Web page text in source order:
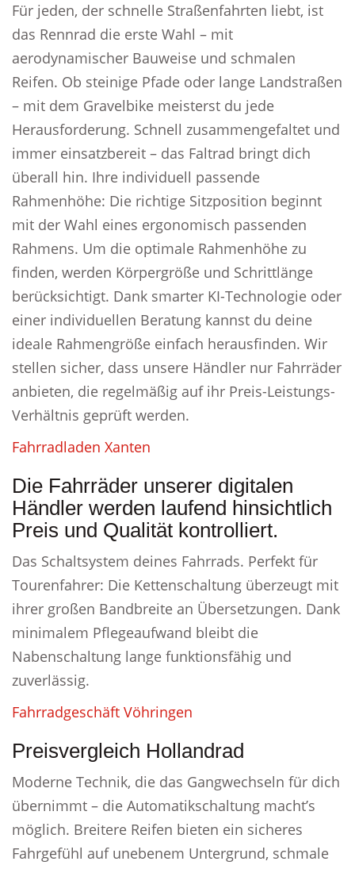
Für jeden, der schnelle Straßenfahrten liebt, ist
das Rennrad die erste Wahl – mit
aerodynamischer Bauweise und schmalen
Reifen. Ob steinige Pfade oder lange Landstraßen
– mit dem Gravelbike meisterst du jede
Herausforderung. Schnell zusammengefaltet und
immer einsatzbereit – das Faltrad bringt dich
überall hin. Ihre individuell passende
Rahmenhöhe: Die richtige Sitzposition beginnt
mit der Wahl eines ergonomisch passenden
Rahmens. Um die optimale Rahmenhöhe zu
finden, werden Körpergröße und Schrittlänge
berücksichtigt. Dank smarter KI-Technologie oder
einer individuellen Beratung kannst du deine
ideale Rahmengröße einfach herausfinden. Wir
stellen sicher, dass unsere Händler nur Fahrräder
anbieten, die regelmäßig auf ihr Preis-Leistungs-
Verhältnis geprüft werden.
Fahrradladen Xanten
Die Fahrräder unserer digitalen
Händler werden laufend hinsichtlich
Preis und Qualität kontrolliert.
Das Schaltsystem deines Fahrrads. Perfekt für
Tourenfahrer: Die Kettenschaltung überzeugt mit
ihrer großen Bandbreite an Übersetzungen. Dank
minimalem Pflegeaufwand bleibt die
Nabenschaltung lange funktionsfähig und
zuverlässig.
Fahrradgeschäft Vöhringen
Preisvergleich Hollandrad
Moderne Technik, die das Gangwechseln für dich
übernimmt – die Automatikschaltung macht’s
möglich. Breitere Reifen bieten ein sicheres
Fahrgefühl auf unebenem Untergrund, schmale